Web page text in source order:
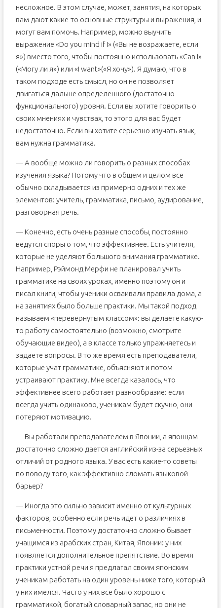
несложное. В этом случае, может, занятия, на которых
вам дают какие-то основные структуры и выражения, и
могут вам помочь. Например, можно выучить
выражение «Do you mind if I» («Вы не возражаете, если
я») вместо того, чтобы постоянно использовать «Can I»
(«Могу ли я») или «I want»(«Я хочу»). Я думаю, что в
таком подходе есть смысл, но он не позволяет
двигаться дальше определенного (достаточно
функционального) уровня. Если вы хотите говорить о
своих мнениях и чувствах, то этого для вас будет
недостаточно. Если вы хотите серьезно изучать язык,
вам нужна грамматика.
— А вообще можно ли говорить о разных способах
изучения языка? Потому что в общем и целом все
обычно складывается из примерно одних и тех же
элементов: учитель, грамматика, письмо, аудирование,
разговорная речь.
— Конечно, есть очень разные способы, постоянно
ведутся споры о том, что эффективнее. Есть учителя,
которые не уделяют большого внимания грамматике.
Например, Рэймонд Мерфи не планировал учить
грамматике на своих уроках, именно поэтому он и
писал книги, чтобы ученики осваивали правила дома, а
на занятиях было больше практики. Мы такой подход
называем «перевернутым классом»: вы делаете какую-
то работу самостоятельно (возможно, смотрите
обучающие видео), а в классе только упражняетесь и
задаете вопросы. В то же время есть преподаватели,
которые учат грамматике, объясняют и потом
устраивают практику. Мне всегда казалось, что
эффективнее всего работает разнообразие: если
всегда учить одинаково, ученикам будет скучно, они
потеряют мотивацию.
— Вы работали преподавателем в Японии, а японцам
достаточно сложно дается английский из-за серьезных
отличий от родного языка. У вас есть какие-то советы
по поводу того, как эффективно сломать языковой
барьер?
— Иногда это сильно зависит именно от культурных
факторов, особенно если речь идет о различиях в
письменности. Поэтому достаточно сложно бывает
учащимся из арабских стран, Китая, Японии: у них
появляется дополнительное препятствие. Во время
практики устной речи я предлагал своим японским
ученикам работать на один уровень ниже того, который
у них имелся. Часто у них все было хорошо с
грамматикой, богатый словарный запас, но они не